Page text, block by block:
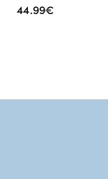
44.99€